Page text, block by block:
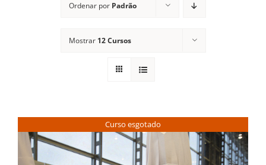
Financiado
Ordenar por Padrão
Mostrar 12 Cursos
Curso esgotado